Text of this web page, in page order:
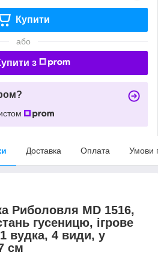
Купити
або
з
Доставка Оплата Умови
Риболовля MD 1516,
гусеницю, ігрове
вудка, 4 види, у
см